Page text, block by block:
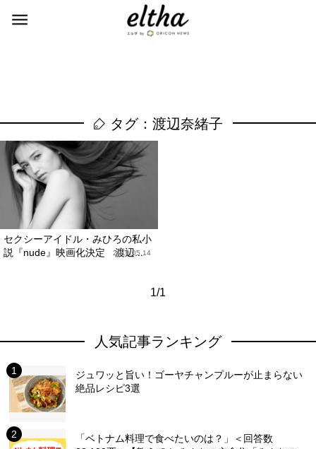
タグ：渡辺奈緒子
セクシーアイドル・みひろの私小
説『nude』映画化決定 渡辺...
2010.05.14
1/1
人気記事ランキング
ジュワッと旨い！ゴーヤチャンプルーが止まらない
絶品レシピ3選
「ベトナム料理で食べたいのは？」＜回答数